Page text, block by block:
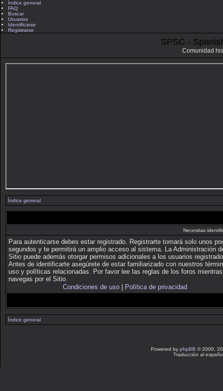
Índice general
FAQ
Buscar
Usuarios
Identificarse
Registrarse
SPSC -
Comunidad
Índice general
Necesitas
Para autenticarse debes estar registrado. Registrarte tomará solo unos
segundos y te permitirá un amplio acceso al sistema. La Administración
Sitio puede además otorgar permisos adicionales a los usuarios
Antes de identificarte asegúrete de estar familiarizado con nuestros
uso y políticas relacionadas. Por favor lee las reglas de los foros mientras
navegas por el Sitio.
Condiciones de uso| Política de privacidad
Índice general
Powered by phpBB © 2000,
Traducción al